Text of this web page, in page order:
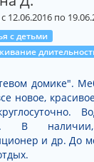
с 12.06.2016 по
с детьми
домике".
новое,
В
и др. До